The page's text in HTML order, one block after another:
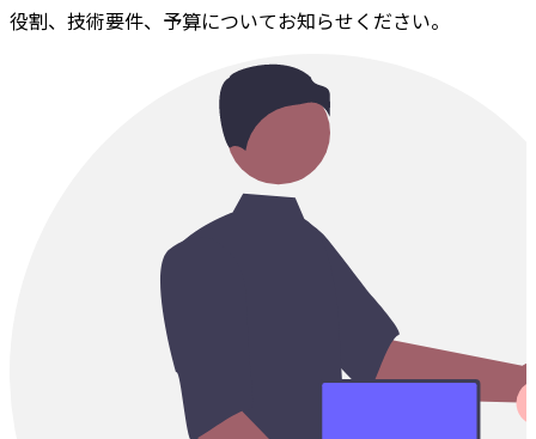
役割、技術要件、予算についてお知らせください。